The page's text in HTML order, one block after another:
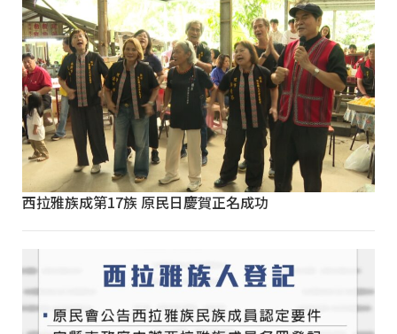
西拉雅族成第17族 原民日慶賀正名成功